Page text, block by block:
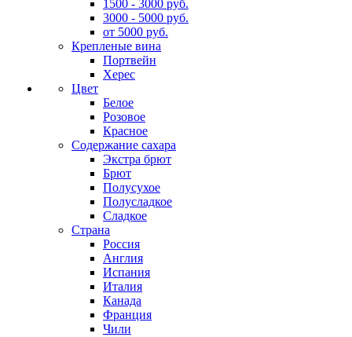
1500 - 3000 руб.
3000 - 5000 руб.
от 5000 руб.
Крепленые вина
Портвейн
Херес
Цвет
Белое
Розовое
Красное
Содержание сахара
Экстра брют
Брют
Полусухое
Полусладкое
Сладкое
Страна
Россия
Англия
Испания
Италия
Канада
Франция
Чили